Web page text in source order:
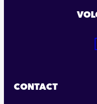
CONTACT